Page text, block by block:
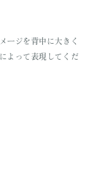
ージを背中に大きく
よって表現してくだ